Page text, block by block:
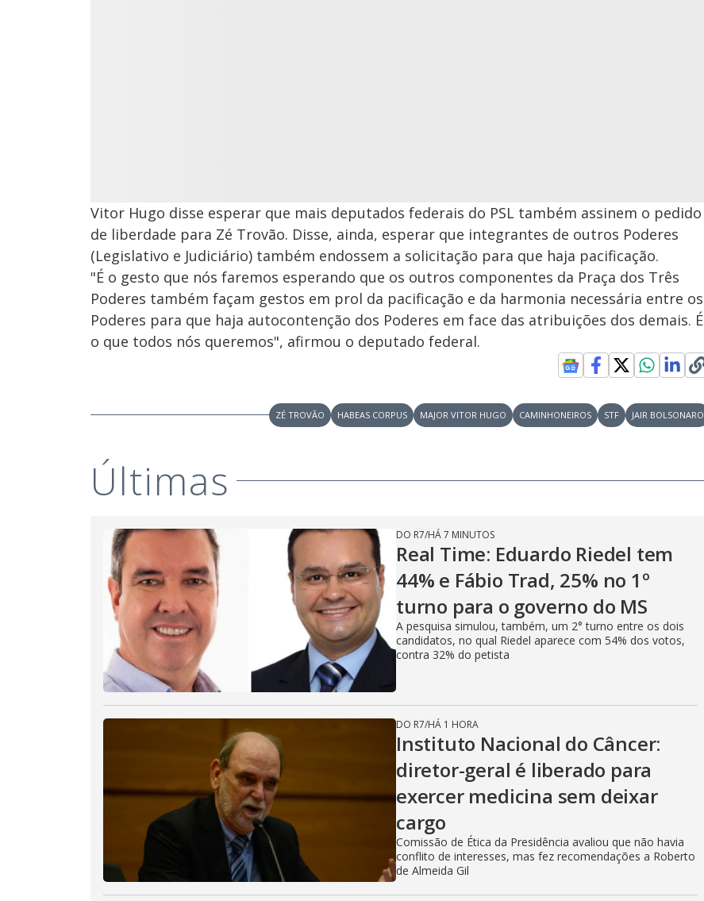
Vitor Hugo disse esperar que mais deputados federais do PSL também assinem o pedido
de liberdade para Zé Trovão. Disse, ainda, esperar que integrantes de outros Poderes
(Legislativo e Judiciário) também endossem a solicitação para que haja pacificação.
"É o gesto que nós faremos esperando que os outros componentes da Praça dos Três
Poderes também façam gestos em prol da pacificação e da harmonia necessária entre os
Poderes para que haja autocontenção dos Poderes em face das atribuições dos demais. É
o que todos nós queremos", afirmou o deputado federal.
ZÉ TROVÃO HABEAS CORPUS MAJOR VITOR HUGO CAMINHONEIROS STF JAIR BOLSONARO
Últimas
DO R7/HÁ 7 MINUTOS
Real Time: Eduardo Riedel tem
44% e Fábio Trad, 25% no 1º
turno para o governo do MS
A pesquisa simulou, também, um 2° turno entre os dois
candidatos, no qual Riedel aparece com 54% dos votos,
contra 32% do petista
DO R7/HÁ 1 HORA
Instituto Nacional do Câncer:
diretor-geral é liberado para
exercer medicina sem deixar
cargo
Comissão de Ética da Presidência avaliou que não havia
conflito de interesses, mas fez recomendações a Roberto
de Almeida Gil